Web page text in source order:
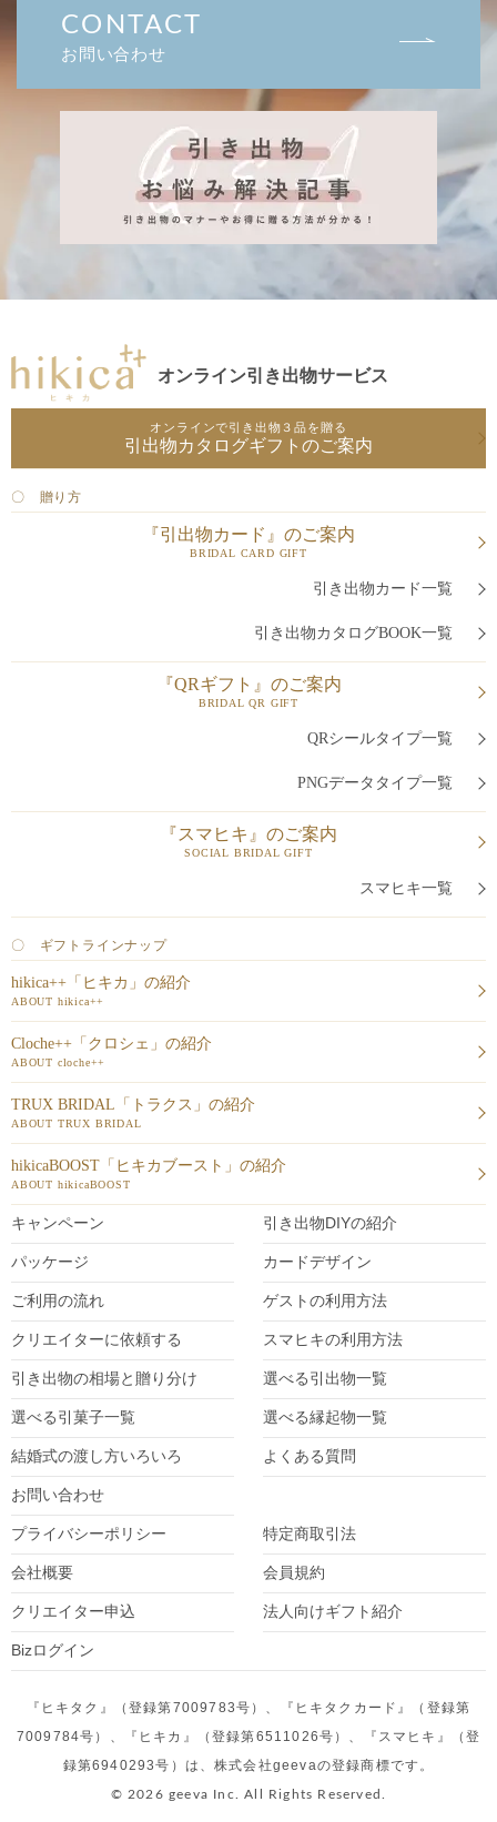
CONTACT
お問い合わせ
オンライン引き出物サービス
オンラインで引き出物３品を贈る
引出物カタログギフトのご案内
〇 贈り方
『引出物カード』のご案内
BRIDAL CARD GIFT
引き出物カード一覧
引き出物カタログBOOK一覧
『QRギフト』のご案内
BRIDAL QR GIFT
QRシールタイプ一覧
PNGデータタイプ一覧
『スマヒキ』のご案内
SOCIAL BRIDAL GIFT
スマヒキ一覧
〇 ギフトラインナップ
hikica++「ヒキカ」の紹介
ABOUT hikica++
Cloche++「クロシェ」の紹介
ABOUT cloche++
TRUX BRIDAL「トラクス」の紹介
ABOUT TRUX BRIDAL
hikicaBOOST「ヒキカブースト」の紹介
ABOUT hikicaBOOST
キャンペーン 引き出物DIYの紹介
パッケージ カードデザイン
ご利用の流れ ゲストの利用方法
クリエイターに依頼する スマヒキの利用方法
引き出物の相場と贈り分け 選べる引出物一覧
選べる引菓子一覧 選べる縁起物一覧
結婚式の渡し方いろいろ よくある質問
お問い合わせ
プライバシーポリシー 特定商取引法
会社概要 会員規約
クリエイター申込 法人向けギフト紹介
Bizログイン
『ヒキタク』（登録第7009783号）、『ヒキタクカード』（登録第
7009784号）、『ヒキカ』（登録第6511026号）、『スマヒキ』（登
録第6940293号）は、株式会社geevaの登録商標です。
© 2026 geeva Inc. All Rights Reserved.